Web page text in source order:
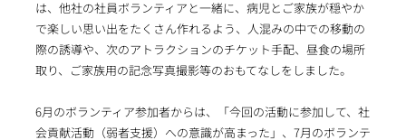
は、他社の社員ボランティアと一緒に、病児とご家族が穏やか
で楽しい思い出をたくさん作れるよう、人混みの中での移動の
際の誘導や、次のアトラクションのチケット手配、昼食の場所
取り、ご家族用の記念写真撮影等のおもてなしをしました。
6月のボランティア参加者からは、「今回の活動に参加して、社
会貢献活動（弱者支援）への意識が高まった」、7月のボランテ